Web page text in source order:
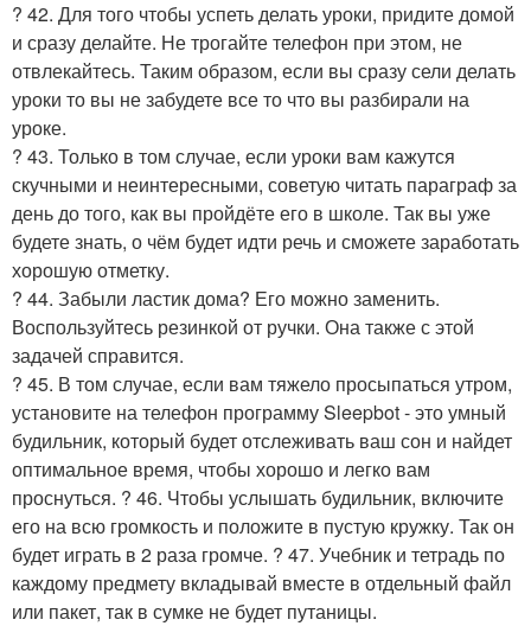
? 42. Для того чтобы успеть делать уроки, придите домой
и сразу делайте. Не трогайте телефон при этом, не
отвлекайтесь. Таким образом, если вы сразу сели делать
уроки то вы не забудете все то что вы разбирали на
уроке.
? 43. Только в том случае, если уроки вам кажутся
скучными и неинтересными, советую читать параграф за
день до того, как вы пройдёте его в школе. Так вы уже
будете знать, о чём будет идти речь и сможете заработать
хорошую отметку.
? 44. Забыли ластик дома? Его можно заменить.
Воспользуйтесь резинкой от ручки. Она также с этой
задачей справится.
? 45. В том случае, если вам тяжело просыпаться утром,
установите на телефон программу Sleepbot - это умный
будильник, который будет отслеживать ваш сон и найдет
оптимальное время, чтобы хорошо и легко вам
проснуться. ? 46. Чтобы услышать будильник, включите
его на всю громкость и положите в пустую кружку. Так он
будет играть в 2 раза громче. ? 47. Учебник и тетрадь по
каждому предмету вкладывай вместе в отдельный файл
или пакет, так в сумке не будет путаницы.